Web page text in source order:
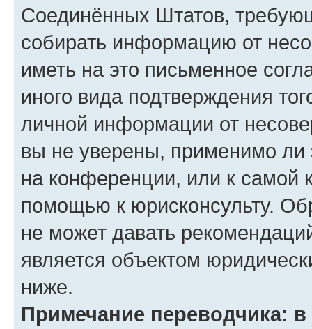
Соединённых Штатов,
собирать информацию от
иметь на это письменное
иного вида подтверждения
личной информации от
вы не уверены, применимо ли
на конференции, или к самой
помощью к юрисконсульту.
не может давать
является объектом
ниже.
Примечание переводчика: